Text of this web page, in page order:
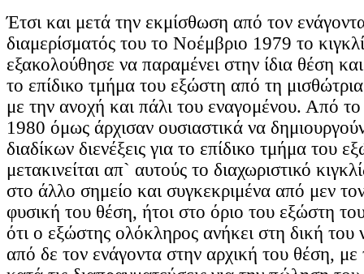
Έτσι και μετά την εκμίσθωση από τον
διαμερίσματός του το Νοέμβριο 1979 το
εξακολούθησε να παραμένει στην ίδια θέση
το επίδικο τμήμα του εξώστη από τη
με την ανοχή και πάλι του εναγομένου. Από
1980 όμως άρχισαν ουσιαστικά να
διαδίκων διενέξεις για το επίδικο τμήμα του
μετακινείται απ` αυτούς το διαχωριστικό
στο άλλο σημείο και συγκεκριμένα από μεν
φυσική του θέση, ήτοι στο όριο του εξώστη
ότι ο εξώστης ολόκληρος ανήκει στη δική του
από δε τον ενάγοντα στην αρχική του θέση, με